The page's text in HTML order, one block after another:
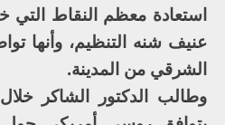
استعادة معظم النقاط التي
عنيف شنه التنظيم، وأنها
الشرقي من المدينة.
وطالب الدكتور الشاكر